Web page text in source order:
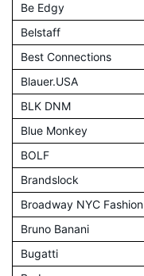
Be Edgy
Belstaff
Best Connections
Blauer.USA
BLK DNM
Blue Monkey
BOLF
Brandslock
Broadway NYC Fashion
Bruno Banani
Bugatti